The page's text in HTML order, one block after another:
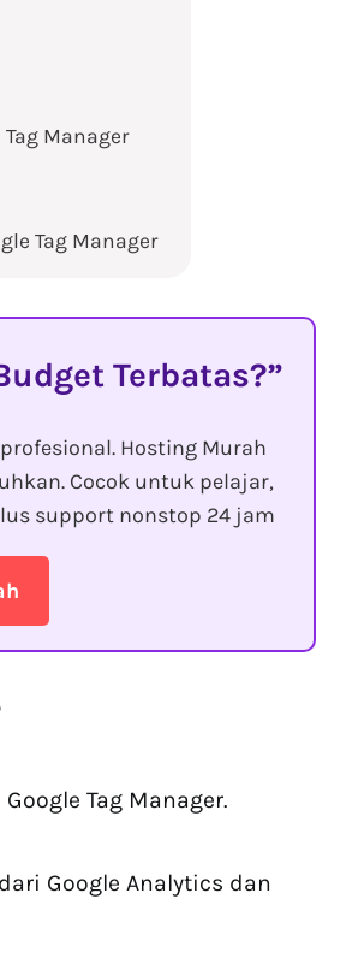
Manager
Tag Manager
Terbatas?
Hosting Murah
Cocok untuk pelajar,
support nonstop 24 jam
Tag Manager.
Google Analytics dan